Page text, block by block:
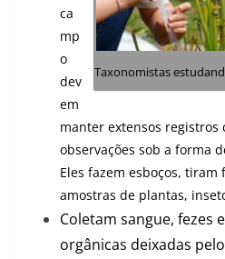
Taxonomistas
ca
mp
o
dev
em
manter extensos registros
observações sob a forma
Eles fazem esboços, tiram
amostras de plantas,
Coletam sangue, fezes
orgânicas deixadas